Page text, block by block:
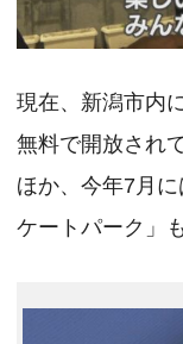
現在、新潟市内
無料で開放され
ほか、今年7月
ケートパーク」